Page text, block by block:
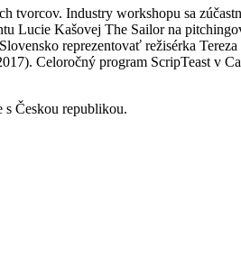
tvorcov. Industry workshopu sa
Lucie Kašovej The Sailor na
reprezentovať režisérka
Celoročný program ScripTeast v
Českou republikou.